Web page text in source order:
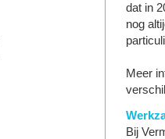
dat in
nog
Meer
Bij